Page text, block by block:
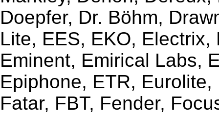
Doepfer, Dr. Böhm,
Lite, EES, EKO,
Eminent, Emirical Labs,
Epiphone, ETR,
Fatar, FBT, Fender,